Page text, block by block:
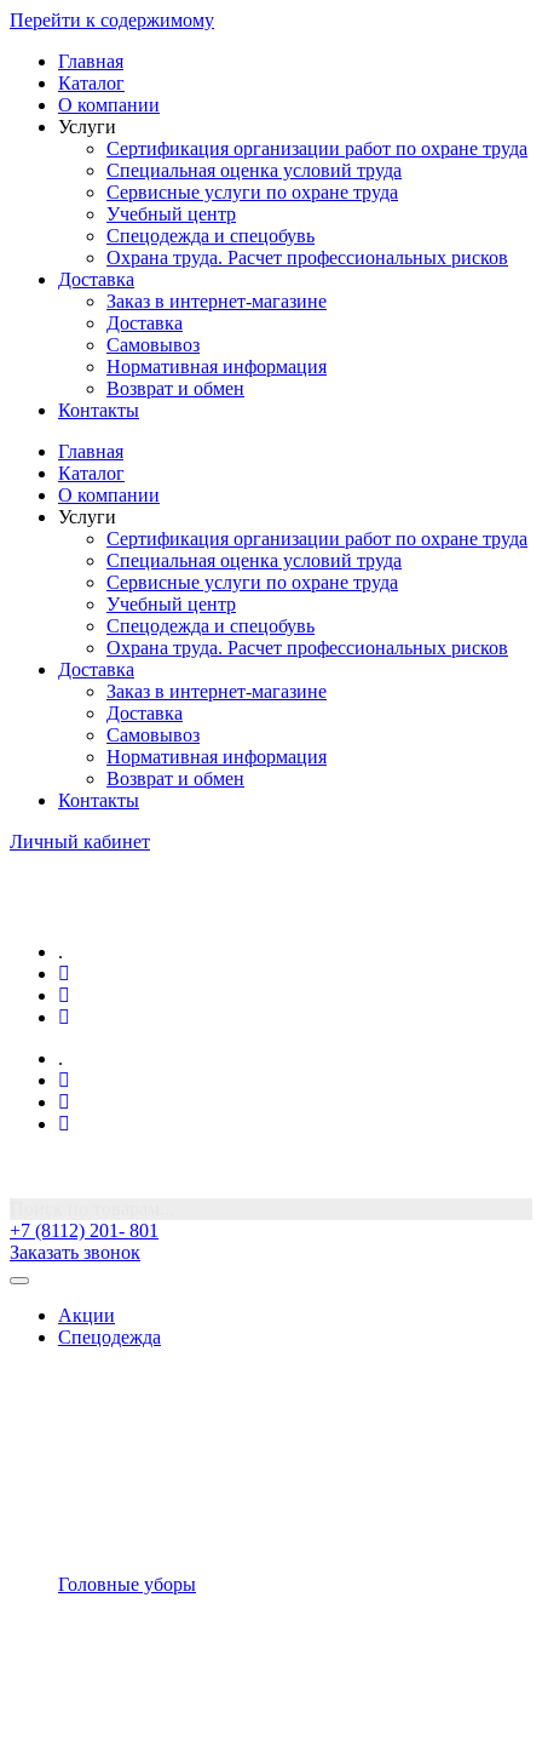
Перейти к содержимому
Главная
Каталог
О компании
Услуги
Сертификация организации работ по охране труда
Специальная оценка условий труда
Сервисные услуги по охране труда
Учебный центр
Спецодежда и спецобувь
Охрана труда. Расчет профессиональных рисков
Доставка
Заказ в интернет-магазине
Доставка
Самовывоз
Нормативная информация
Возврат и обмен
Контакты
Главная
Каталог
О компании
Услуги
Сертификация организации работ по охране труда
Специальная оценка условий труда
Сервисные услуги по охране труда
Учебный центр
Спецодежда и спецобувь
Охрана труда. Расчет профессиональных рисков
Доставка
Заказ в интернет-магазине
Доставка
Самовывоз
Нормативная информация
Возврат и обмен
Контакты
Личный кабинет
.
.
+7 (8112) 201- 801
Заказать звонок
Акции
Спецодежда
Головные уборы